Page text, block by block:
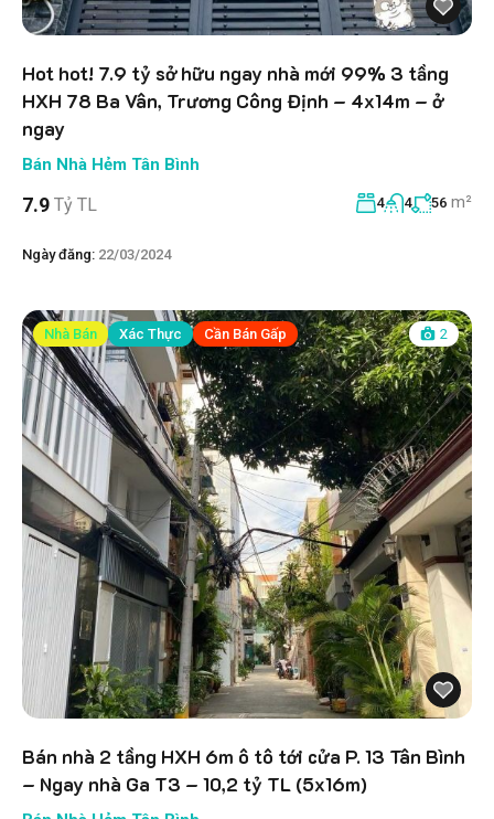
Hot hot! 7.9 tỷ sở hữu ngay nhà mới 99% 3 tầng
HXH 78 Ba Vân, Trương Công Định – 4x14m – ở
ngay
Bán Nhà Hẻm Tân Bình
7.9 Tỷ TL 4 4 56 m²
Ngày đăng: 22/03/2024
Nhà Bán Xác Thực Cần Bán Gấp 2
Bán nhà 2 tầng HXH 6m ô tô tới cửa P. 13 Tân Bình
– Ngay nhà Ga T3 – 10,2 tỷ TL (5x16m)